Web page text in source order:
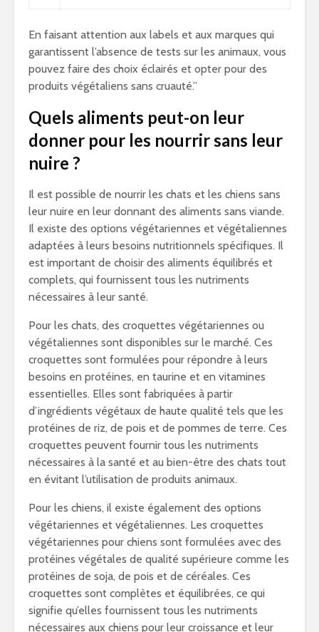
En faisant attention aux labels et aux marques qui
garantissent l’absence de tests sur les animaux, vous
pouvez faire des choix éclairés et opter pour des
produits végétaliens sans cruauté.”
Quels aliments peut-on leur
donner pour les nourrir sans leur
nuire ?
Il est possible de nourrir les chats et les chiens sans
leur nuire en leur donnant des aliments sans viande.
Il existe des options végétariennes et végétaliennes
adaptées à leurs besoins nutritionnels spécifiques. Il
est important de choisir des aliments équilibrés et
complets, qui fournissent tous les nutriments
nécessaires à leur santé.
Pour les chats, des croquettes végétariennes ou
végétaliennes sont disponibles sur le marché. Ces
croquettes sont formulées pour répondre à leurs
besoins en protéines, en taurine et en vitamines
essentielles. Elles sont fabriquées à partir
d’ingrédients végétaux de haute qualité tels que les
protéines de riz, de pois et de pommes de terre. Ces
croquettes peuvent fournir tous les nutriments
nécessaires à la santé et au bien-être des chats tout
en évitant l’utilisation de produits animaux.
Pour les chiens, il existe également des options
végétariennes et végétaliennes. Les croquettes
végétariennes pour chiens sont formulées avec des
protéines végétales de qualité supérieure comme les
protéines de soja, de pois et de céréales. Ces
croquettes sont complètes et équilibrées, ce qui
signifie qu’elles fournissent tous les nutriments
nécessaires aux chiens pour leur croissance et leur